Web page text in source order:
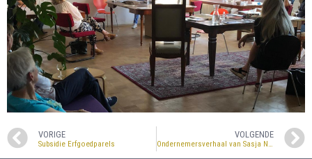
VORIGE
Subsidie Erfgoedparels
VOLGENDE
Ondernemersverhaal van Sasja Nicolai